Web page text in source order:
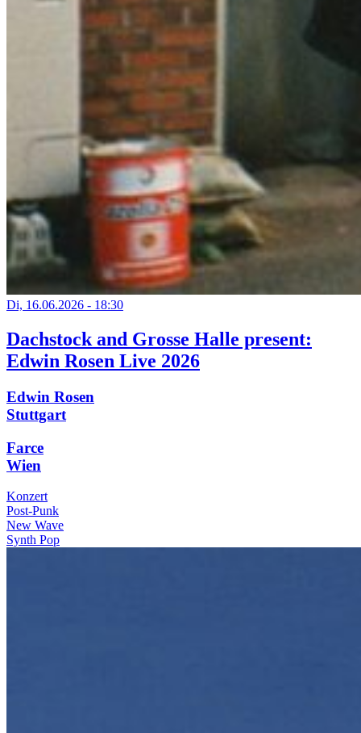
Di, 16.06.2026 - 18:30
Dachstock and Grosse Halle present:
Edwin Rosen Live 2026
Edwin Rosen
Stuttgart
Farce
Wien
Konzert
Post-Punk
New Wave
Synth Pop